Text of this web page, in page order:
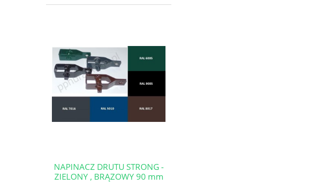
NAPINACZ DRUTU STRONG -
ZIELONY , BRĄZOWY 90 mm